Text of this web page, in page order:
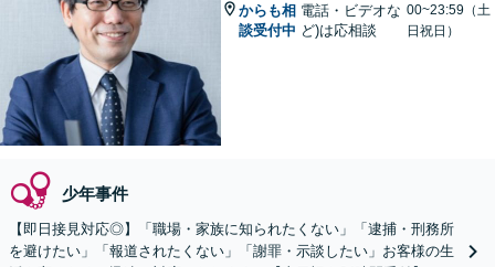
からも相
談受付中
電話・ビデオな
ど)は応相談
00~23:59（土
日祝日）
少年事件
【即日接見対応◎】「職場・家族に知られたくない」「逮捕・刑務所
を避けたい」「報道されたくない」「謝罪・示談したい」お客様の生